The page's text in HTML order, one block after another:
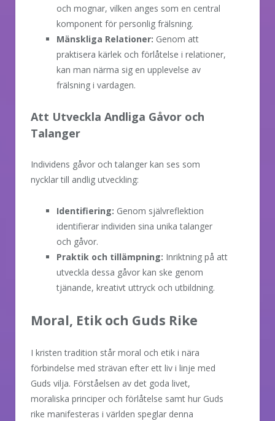
och mognar, vilken anges som en central
komponent för personlig frälsning.
Mänskliga Relationer: Genom att
praktisera kärlek och förlåtelse i relationer,
kan man närma sig en upplevelse av
frälsning i vardagen.
Att Utveckla Andliga Gåvor och
Talanger
Individens gåvor och talanger kan ses som
nycklar till andlig utveckling:
Identifiering: Genom självreflektion
identifierar individen sina unika talanger
och gåvor.
Praktik och tillämpning: Inriktning på att
utveckla dessa gåvor kan ske genom
tjänande, kreativt uttryck och utbildning.
Moral, Etik och Guds Rike
I kristen tradition står moral och etik i nära
förbindelse med strävan efter ett liv i linje med
Guds vilja. Förståelsen av det goda livet,
moraliska principer och förlåtelse samt hur Guds
rike manifesteras i världen speglar denna